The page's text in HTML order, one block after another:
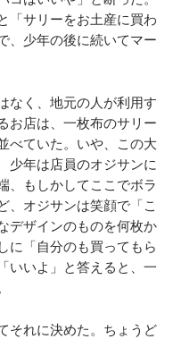
「サリーをお土産に買わ
、少年の後に続いてマー
なく、地元の人が利用す
お店は、一枚布のサリー
べていた。いや、この大
年は店員のオジサンに
、もしかしてここでボラ
、オジサンは笑顔で「こ
デザインのものを何枚か
に「自分のも買ってもら
いいよ」と答えると、一
それに決めた。ちょうど